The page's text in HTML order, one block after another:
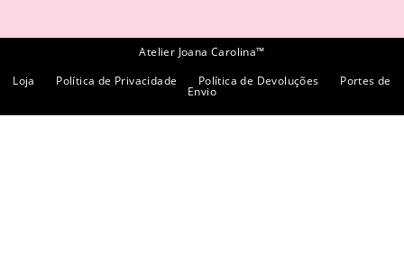
Atelier Joana Carolina™
Loja
Política de Privacidade Política de Devoluções Portes de
Envio